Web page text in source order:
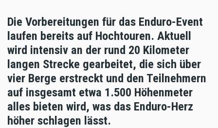
Die Vorbereitungen für das Enduro-Event
laufen bereits auf Hochtouren. Aktuell
wird intensiv an der rund 20 Kilometer
langen Strecke gearbeitet, die sich über
vier Berge erstreckt und den Teilnehmern
auf insgesamt etwa 1.500 Höhenmeter
alles bieten wird, was das Enduro-Herz
höher schlagen lässt.